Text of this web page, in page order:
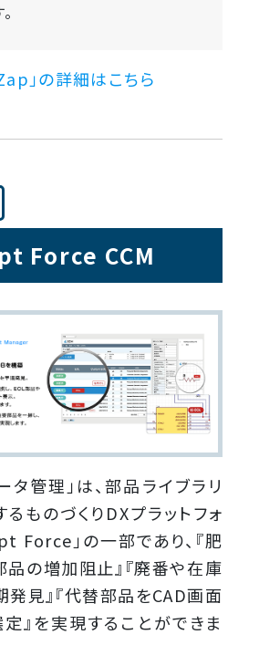
」の詳細はこちら
Force CCM
タ管理」は、部品ライブラリ
ものづくりDXプラットフォ
Force」の一部であり、『肥
の増加阻止』『廃番や在庫
見』『代替部品をCAD画面
』を実現することができま